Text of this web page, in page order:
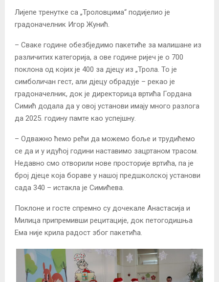
Лијепе тренутке са „Троловцима“ подијелио је
градоначелник Игор Жунић.
– Сваке године обезбједимо пакетиће за малишане из
различитих категорија, а ове године ријеч је о 700
поклона од којих је 400 за дјецу из „Трола. То је
симболичан гест, али дјецу обрадује – рекао је
градоначелник, док је директорица вртића Гордана
Симић додала да у овој установи имају много разлога
да 2025. годину памте као успејшну.
– Одважно ћемо рећи да можемо боље и трудићемо
се да и у идућој години наставимо зацртаном трасом.
Недавно смо отворили нове просторије вртића, па је
број дјеце која бораве у нашој предшколској установи
сада 340 – истакла је Симићева.
Поклоне и госте спремно су дочекале Анастасија и
Милица припремивши рецитације, док петогодишња
Ема није крила радост због пакетића.